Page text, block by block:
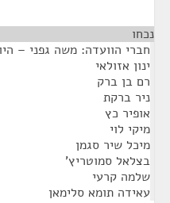
נכחו
חברי הוועדה: משה גפני –
ינון אזולאי
רם בן ברק
ניר ברקת
אופיר כץ
מיקי לוי
מיכל שיר סגמן
בצלאל סמוטריץ'
שלמה קרעי
עאידה תומא סלימאן